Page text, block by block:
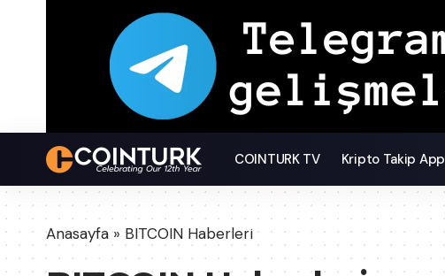
COINTURK TV Kripto Takip App
Anasayfa» BITCOIN Haberleri